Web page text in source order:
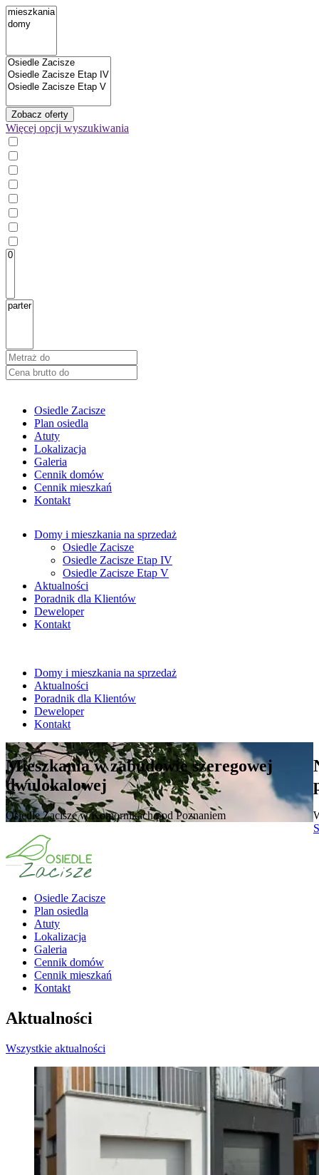
Zobacz oferty
Więcej opcji wyszukiwania
Osiedle Zacisze
Plan osiedla
Atuty
Lokalizacja
Galeria
Cennik domów
Cennik mieszkań
Kontakt
Domy i mieszkania na sprzedaż
Osiedle Zacisze
Osiedle Zacisze Etap IV
Osiedle Zacisze Etap V
Aktualności
Poradnik dla Klientów
Deweloper
Kontakt
Domy i mieszkania na sprzedaż
Aktualności
Poradnik dla Klientów
Deweloper
Kontakt
Mieszkania w zabudowie szeregowej
dwulokalowej
Osiedle Zacisze w Komornikach pod Poznaniem
Osiedle Zacisze
Plan osiedla
Atuty
Lokalizacja
Galeria
Cennik domów
Cennik mieszkań
Kontakt
Aktualności
Wszystkie aktualności